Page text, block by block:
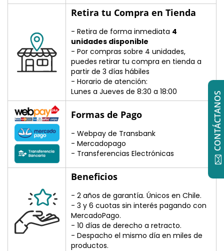
Retira tu Compra en Tienda
- Retira de forma inmediata 4
unidades disponible
- Por compras sobre 4 unidades,
puedes retirar tu compra en tienda a
partir de 3 días hábiles
- Horario de atención:
Lunes a Jueves de 8:30 a 18:00
Formas de Pago
- Webpay de Transbank
- Mercadopago
- Transferencias Electrónicas
Beneficios
- 2 años de garantía. Únicos en Chile.
- 3 y 6 cuotas sin interés pagando con
MercadoPago.
- 10 días de derecho a retracto.
- Despacho el mismo día en miles de
productos.
CONTÁCTANOS